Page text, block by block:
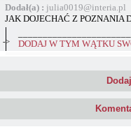
Dodał(a) : julia0019@interia.pl
JAK DOJECHAĆ Z POZNANIA
->
DODAJ W TYM WĄTKU